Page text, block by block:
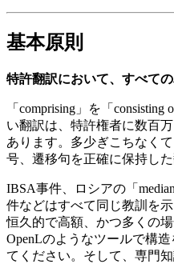
基本原則
特許翻訳において、すべて
「comprising」を「
い翻訳は、特許権者に数百
あります。多少ぎこちなく
号、遷移句を正確に保持し
IBSA事件、ロシアの「
件などはすべて同じ教訓を
恒久的で高額、かつ多くの
OpenLのようなツールで構
てください。そして、専門